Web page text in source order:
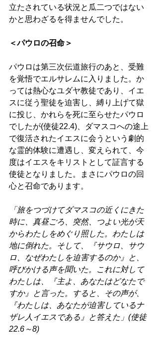
立たされている状況と瓜二つではない
かと思わざるを得ませんでした。
＜パウロの召命＞
パウロは第三次伝道旅行のあと、受難
を覚悟でエルサレムに入りました。か
っては熱心なユダヤ教徒であり、イエ
スに従う聖徒を迫害し、縛り上げて獄
に投じ、かれらを死に至らせたパウロ
でしたが(使徒22.4)、ダマスコへの途上
で復活されたイエスに会うという劇的
な霊的体験に遭遇し、変えられて、今
度はイエスをキリストとして証言する
使徒となりました。まさにパウロの回
心と召命であります。
「旅をつづけてダマスコの近くにきた
時に、真昼ごろ、突然、つよい光が天
からわたしをめぐり照した。わたしは
地に倒れた。そして、『サウロ、サウ
ロ、なぜわたしを迫害するのか』と、
呼びかける声を聞いた。これに対して
わたしは、『主よ、あなたはどなたで
すか』と言った。すると、その声が、
『わたしは、あなたが迫害しているナ
ザレ人イエスである』と答えた」(使徒
22.6～8)